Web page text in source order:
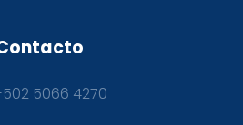
5066 4270